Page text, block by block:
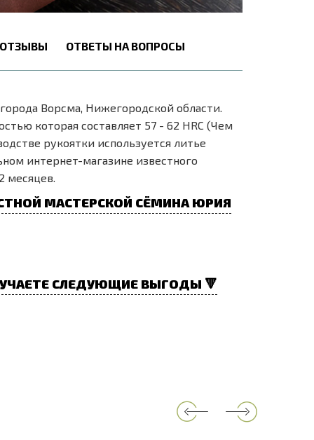
ОТВЕТЫ НА ВОПРОСЫ
Ворсма, Нижегородской области.
которая составляет 57 - 62 HRC (Чем
рукоятки используется литье
интернет-магазине известного
месяцев.
МАСТЕРСКОЙ СЁМИНА ЮРИЯ
СЛЕДУЮЩИЕ ВЫГОДЫ 🔻